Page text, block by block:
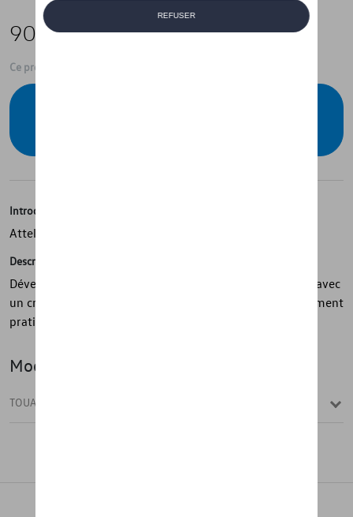
905,00 €
Ce produit n'est actuellement pas de stock
Introduction
Attelage de remorquage
Description
Développez les capacités de transport de votre véhicule avec
un crochet d'attelage Volkswagen d'origine. Particulièrement
pratique : il peut être retiré rapidement et facilement.
Modèle(s)
TOUAREG